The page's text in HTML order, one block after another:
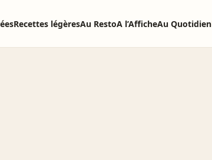
Recettes légèresAu RestoA l’AfficheAu Quotidien